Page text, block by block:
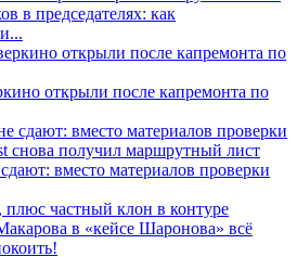
в председателях: как
открыли после капремонта по
вместо материалов проверки